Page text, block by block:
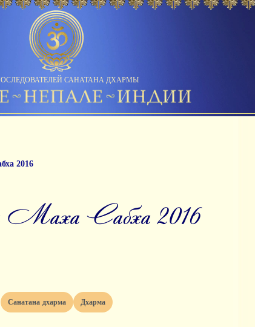
САНАТАНА ДХАРМЫ
2016
Маха Сабха 2016
Санатана дхарма Дхарма